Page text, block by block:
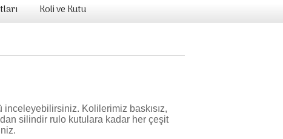
Koli ve Kutu
Kolilerimiz baskısız,
silindir rulo kutulara kadar her çeşit